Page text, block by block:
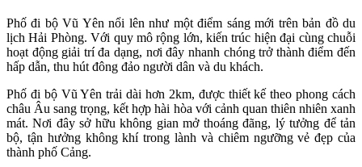
Phố đi bộ Vũ Yên nổi lên như một điểm sáng mới trên bản đồ du
lịch Hải Phòng. Với quy mô rộng lớn, kiến trúc hiện đại cùng chuỗi
hoạt động giải trí đa dạng, nơi đây nhanh chóng trở thành điểm đến
hấp dẫn, thu hút đông đảo người dân và du khách.
Phố đi bộ Vũ Yên trải dài hơn 2km, được thiết kế theo phong cách
châu Âu sang trọng, kết hợp hài hòa với cảnh quan thiên nhiên xanh
mát. Nơi đây sở hữu không gian mở thoáng đãng, lý tưởng để tản
bộ, tận hưởng không khí trong lành và chiêm ngưỡng vẻ đẹp của
thành phố Cảng.